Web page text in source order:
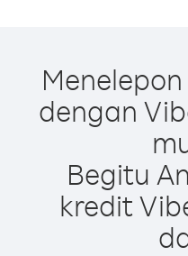
dengan
Begitu
kredit